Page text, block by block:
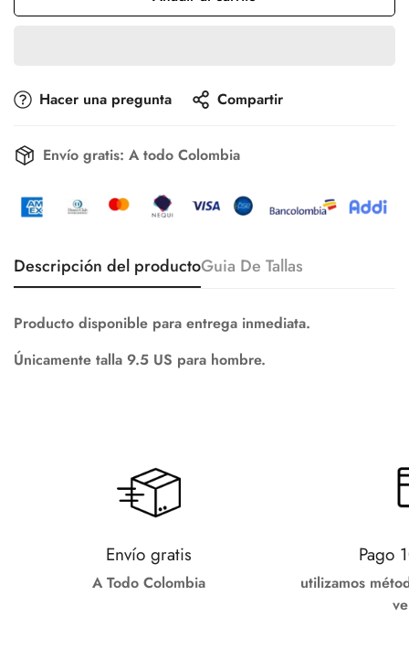
Hacer una pregunta Compartir
Envío gratis: A todo Colombia
Descripción del productoGuia De Tallas
Producto disponible para entrega inmediata.
Únicamente talla 9.5 US para hombre.
Envío gratis
A Todo Colombia
Pago
utilizamos
Are you 18 years old or older?
No, I'm not Yes, I am